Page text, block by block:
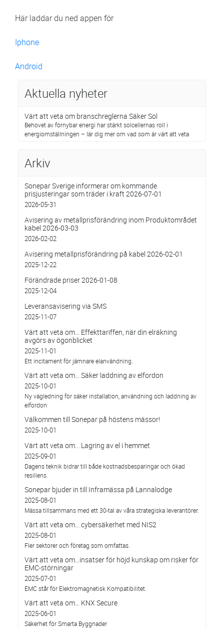
Här laddar du ned appen för
Iphone
Android
Aktuella nyheter
Värt att veta om branschreglerna Säker Sol
Behovet av förnybar energi har stärkt solcellernas roll i
energiomställningen – lär dig mer om vad som är värt att veta
Arkiv
Sonepar Sverige informerar om kommande
prisjusteringar som träder i kraft 2026-07-01
2026-05-31
Avisering av metallprisförändring inom Produktområdet
kabel 2026-03-03
2026-02-02
Avisering metallprisförändring på kabel 2026-02-01
2025-12-22
Förändrade priser 2026-01-08
2025-12-04
Leveransavisering via SMS
2025-11-07
Värt att veta om… Effekttariffen, när din elräkning
avgörs av ögonblicket
2025-11-01
Ett incitament för jämnare elanvändning.
Värt att veta om… Säker laddning av elfordon
2025-10-01
Ny vägledning för säker installation, användning och laddning av
elfordon
Välkommen till Sonepar på höstens mässor!
2025-10-01
Värt att veta om... Lagring av el i hemmet
2025-09-01
Dagens teknik bidrar till både kostnadsbesparingar och ökad
resiliens.
Sonepar bjuder in till Inframässa på Lannalodge
2025-08-01
Mässa tillsammans med ett 30-tal av våra strategiska leverantörer.
Värt att veta om... cybersäkerhet med NIS2
2025-08-01
Fler sektorer och företag som omfattas.
Värt att veta om…insatser för höjd kunskap om risker för
EMC-störningar
2025-07-01
EMC står för Elektromagnetisk Kompatibilitet.
Värt att veta om… KNX Secure
2025-06-01
Säkerhet för Smarta Byggnader